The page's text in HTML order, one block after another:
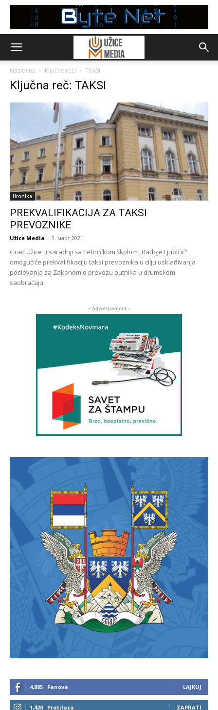
Naslovna Ključne reči TAKSI
Ključna reč: TAKSI
Hronika
PREKVALIFIKACIJA ZA TAKSI
PREVOZNIKE
Užice Media - 3. март 2021.
Grad Užice u saradnji sa Tehničkom školom „Radoje Ljubičić“
omogućiće prekvalifikaciju taksi prevoznika u cilju usklađivanja
poslovanja sa Zakonom o prevozu putnika u drumskom
saobraćaju.
- Advertisement -
4,885 Fanova LAJKUJ
1,420 Pratilaca ZAPRATI